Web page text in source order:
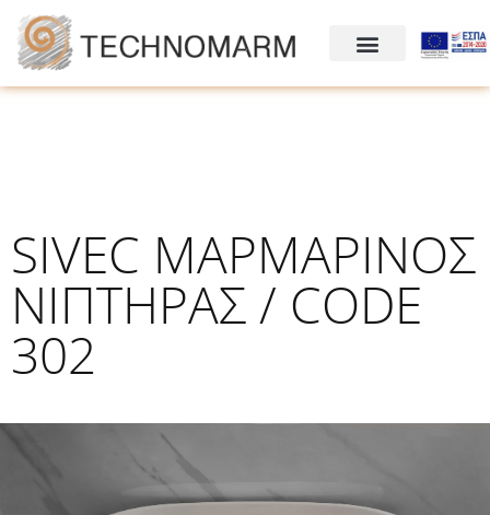
SIVEC ΜΑΡΜΑΡΙΝΟΣ
ΝΙΠΤΗΡΑΣ / CODE
302